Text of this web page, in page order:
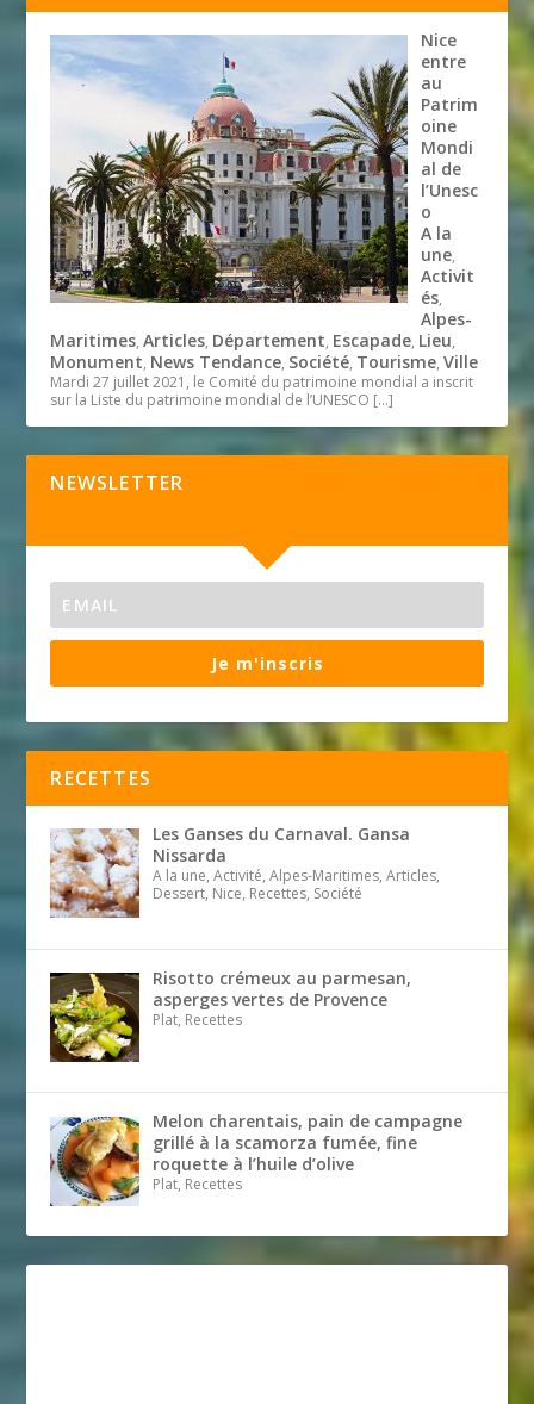
Nice
entre
au
Patrim
oine
Mondi
al de
l’Unesc
o
A la
une,
Activit
és,
Alpes-
Maritimes,Articles, Département, Escapade, Lieu,
Monument, News Tendance, Société, Tourisme,Ville
Mardi 27 juillet 2021, le Comité du patrimoine mondial a inscrit
sur la Liste du patrimoine mondial de l’UNESCO […]
NEWSLETTER
Je m'inscris
RECETTES
Les Ganses du Carnaval. Gansa
Nissarda
A la une, Activité, Alpes-Maritimes, Articles,
Dessert, Nice, Recettes, Société
Risotto crémeux au parmesan,
asperges vertes de Provence
Plat, Recettes
Melon charentais, pain de campagne
grillé à la scamorza fumée, fine
roquette à l’huile d’olive
Plat, Recettes